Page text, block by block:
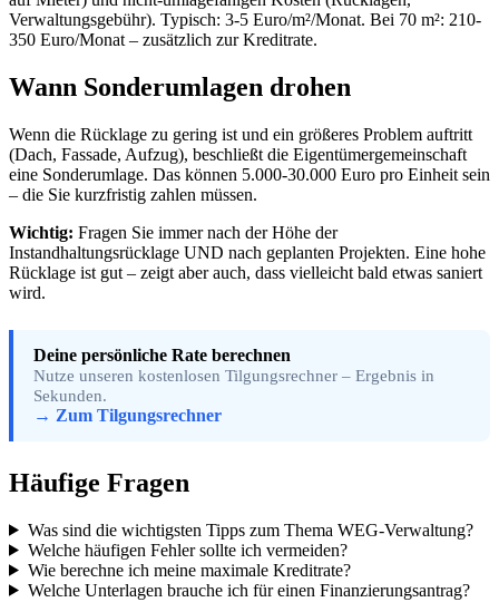
Verwaltungsgebühr). Typisch: 3-5 Euro/m²/Monat. Bei 70 m²: 210-
350 Euro/Monat – zusätzlich zur Kreditrate.
Wann Sonderumlagen drohen
Wenn die Rücklage zu gering ist und ein größeres Problem auftritt
(Dach, Fassade, Aufzug), beschließt die Eigentümergemeinschaft
eine Sonderumlage. Das können 5.000-30.000 Euro pro Einheit sein
– die Sie kurzfristig zahlen müssen.
Wichtig: Fragen Sie immer nach der Höhe der
Instandhaltungsrücklage UND nach geplanten Projekten. Eine hohe
Rücklage ist gut – zeigt aber auch, dass vielleicht bald etwas saniert
wird.
Deine persönliche Rate berechnen
Nutze unseren kostenlosen Tilgungsrechner – Ergebnis in
Sekunden.
→ Zum Tilgungsrechner
Häufige Fragen
Was sind die wichtigsten Tipps zum Thema WEG-Verwaltung?
Welche häufigen Fehler sollte ich vermeiden?
Wie berechne ich meine maximale Kreditrate?
Welche Unterlagen brauche ich für einen Finanzierungsantrag?